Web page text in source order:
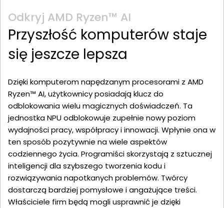
Odkryj AMD Ryzen™ AI
Przyszłość komputerów staje
się jeszcze lepsza
Dzięki komputerom napędzanym procesorami z AMD
Ryzen™ AI, użytkownicy posiadają klucz do
odblokowania wielu magicznych doświadczeń. Ta
jednostka NPU odblokowuje zupełnie nowy poziom
wydajności pracy, współpracy i innowacji. Wpłynie ona w
ten sposób pozytywnie na wiele aspektów
codziennego życia. Programiści skorzystają z sztucznej
inteligencji dla szybszego tworzenia kodu i
rozwiązywania napotkanych problemów. Twórcy
dostarczą bardziej pomysłowe i angażujące treści.
Właściciele firm będą mogli usprawnić je dzięki